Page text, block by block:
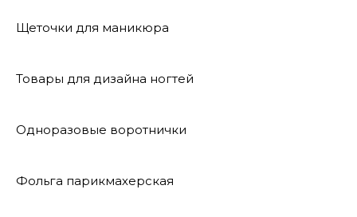
Щеточки для маникюра
Товары для дизайна ногтей
Одноразовые воротнички
Фольга парикмахерская